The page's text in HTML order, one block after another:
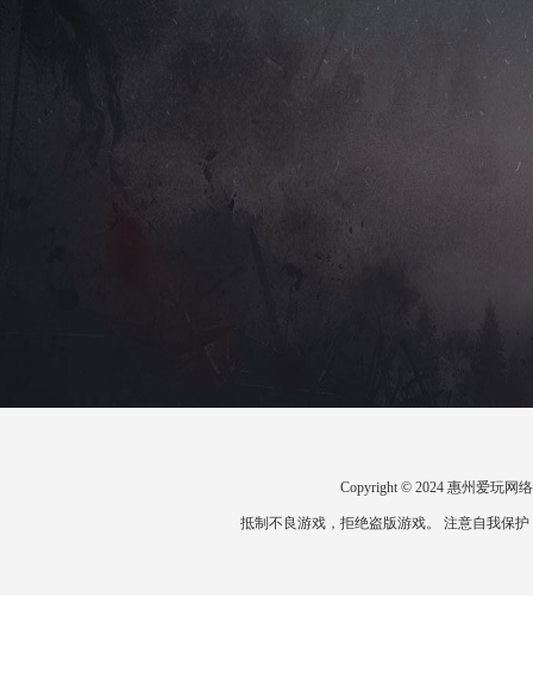
Copyright © 2024 惠州爱玩网
抵制不良游戏，拒绝盗版游戏。 注意自我保